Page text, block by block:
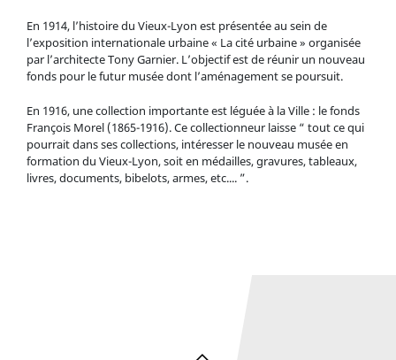
En 1914, l’histoire du Vieux-Lyon est présentée au sein de
l’exposition internationale urbaine « La cité urbaine » organisée
par l’architecte Tony Garnier. L’objectif est de réunir un nouveau
fonds pour le futur musée dont l’aménagement se poursuit.
En 1916, une collection importante est léguée à la Ville : le fonds
François Morel (1865-1916). Ce collectionneur laisse “ tout ce qui
pourrait dans ses collections, intéresser le nouveau musée en
formation du Vieux-Lyon, soit en médailles, gravures, tableaux,
livres, documents, bibelots, armes, etc.... ”.
La salle des échevins du Musée d'Histoire de Lyon vers 1920
- © Gadagne